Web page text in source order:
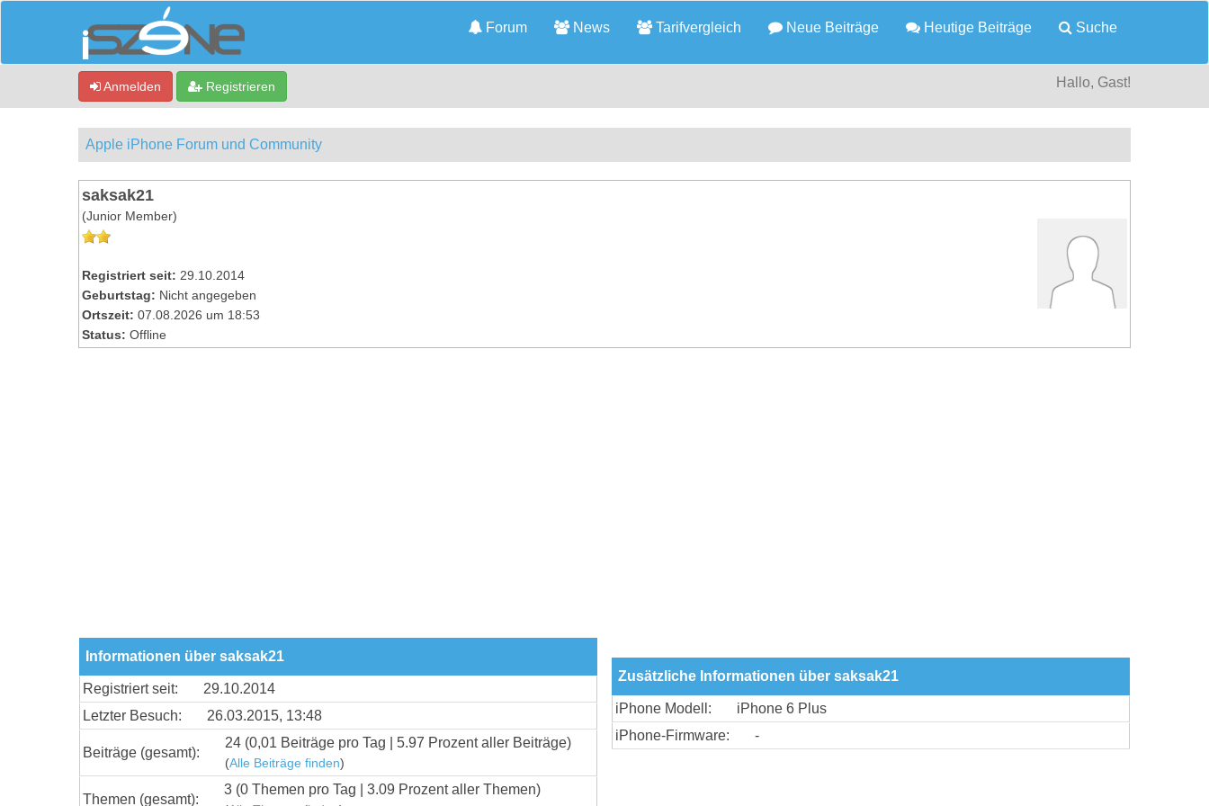
Forum News Tarifvergleich Neue Beiträge Heutige Beiträge Suche
Anmelden Registrieren Hallo, Gast!
Apple iPhone Forum und Community
saksak21
(Junior Member)
Registriert seit: 29.10.2014
Geburtstag: Nicht angegeben
Ortszeit: 07.08.2026 um 18:53
Status: Offline
Informationen über saksak21
Registriert seit:
29.10.2014
Letzter Besuch:
26.03.2015, 13:48
Beiträge (gesamt):
24 (0,01 Beiträge pro Tag | 5.97 Prozent aller Beiträge)
(Alle Beiträge finden)
Themen (gesamt):
3 (0 Themen pro Tag | 3.09 Prozent aller Themen)
Zusätzliche Informationen über saksak21
iPhone Modell:
iPhone 6 Plus
iPhone-Firmware:
-